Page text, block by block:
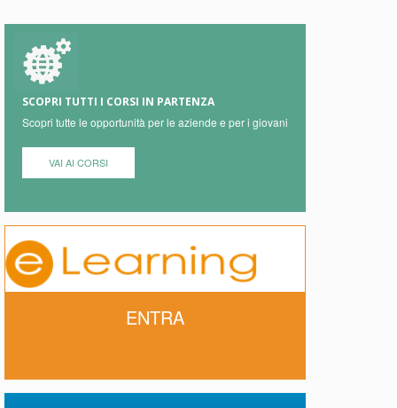
SCOPRI TUTTI I CORSI IN PARTENZA
Scopri tutte le opportunità per le aziende e per i giovani
VAI AI CORSI
ENTRA